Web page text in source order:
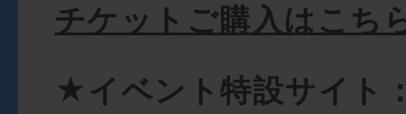
チケットご購入はこち
★イベント特設サイト